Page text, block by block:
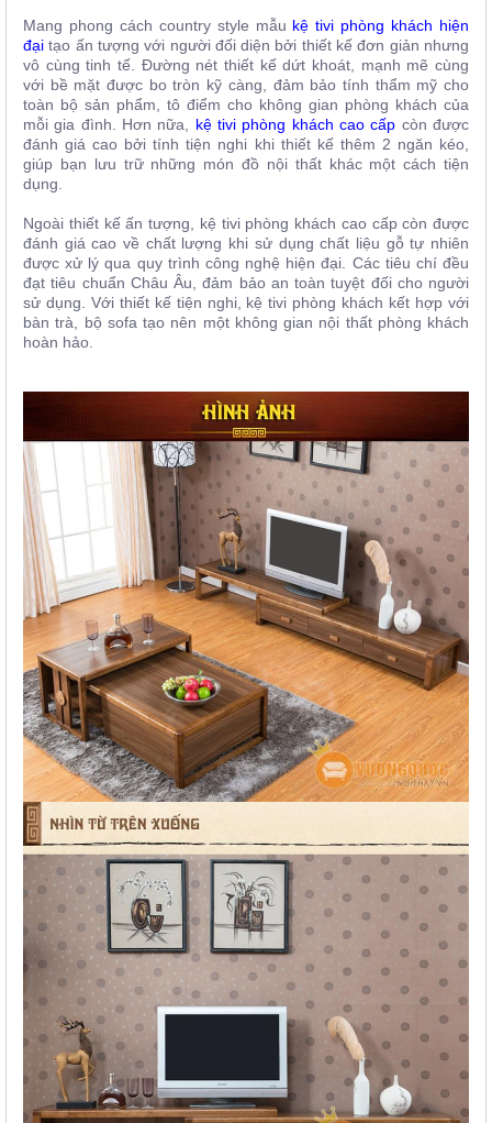
Mang phong cách country style mẫu kệ tivi phòng khách hiện
đại tạo ấn tượng với người đối diện bởi thiết kế đơn giản nhưng
vô cùng tinh tế. Đường nét thiết kế dứt khoát, mạnh mẽ cùng
với bề mặt được bo tròn kỹ càng, đảm bảo tính thẩm mỹ cho
toàn bộ sản phẩm, tô điểm cho không gian phòng khách của
mỗi gia đình. Hơn nữa, kệ tivi phòng khách cao cấp còn được
đánh giá cao bởi tính tiện nghi khi thiết kế thêm 2 ngăn kéo,
giúp bạn lưu trữ những món đồ nội thất khác một cách tiện
dụng.
Ngoài thiết kế ấn tượng, kệ tivi phòng khách cao cấp còn được
đánh giá cao về chất lượng khi sử dụng chất liệu gỗ tự nhiên
được xử lý qua quy trình công nghệ hiện đại. Các tiêu chí đều
đạt tiêu chuẩn Châu Âu, đảm bảo an toàn tuyệt đối cho người
sử dụng. Với thiết kế tiện nghi, kệ tivi phòng khách kết hợp với
bàn trà, bộ sofa tạo nên một không gian nội thất phòng khách
hoàn hảo.